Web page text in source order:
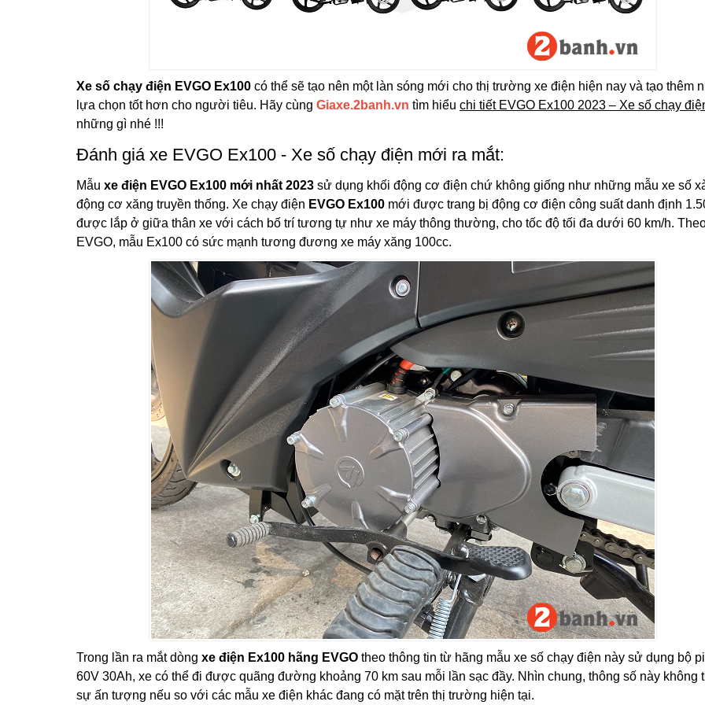
Xe số chạy điện EVGO Ex100 có thể sẽ tạo nên một làn sóng mới cho thị trường xe điện hiện nay và tạo thêm
lựa chọn tốt hơn cho người tiêu. Hãy cùng Giaxe.2banh.vn tìm hiểu chi tiết EVGO Ex100 2023 – Xe số chạy
những gì nhé !!!
Đánh giá xe EVGO Ex100 - Xe số chạy điện mới ra mắt:
Mẫu xe điện EVGO Ex100 mới nhất 2023 sử dụng khối động cơ điện chứ không giống như những mẫu xe số
động cơ xăng truyền thống. Xe chạy điện EVGO Ex100 mới được trang bị động cơ điện công suất danh định
được lắp ở giữa thân xe với cách bố trí tương tự như xe máy thông thường, cho tốc độ tối đa dưới 60 km/h.
EVGO, mẫu Ex100 có sức mạnh tương đương xe máy xăng 100cc.
Trong lần ra mắt dòng xe điện Ex100 hãng EVGO theo thông tin từ hãng mẫu xe số chạy điện này sử dụng bộ
60V 30Ah, xe có thể đi được quãng đường khoảng 70 km sau mỗi lần sạc đầy. Nhìn chung, thông số này không
sự ấn tượng nếu so với các mẫu xe điện khác đang có mặt trên thị trường hiện tại.